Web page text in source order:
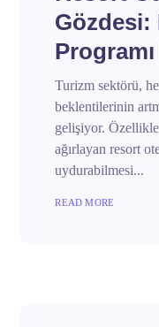
Gözdesi:
Turizm sektörü,
beklentilerinin
gelişiyor.
ağırlayan resort
uydurabilmesi...
READ MORE